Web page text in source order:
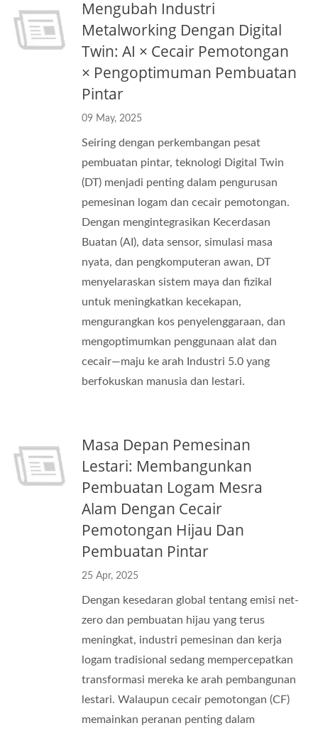
Mengubah Industri
Metalworking Dengan Digital
Twin: AI × Cecair Pemotongan
× Pengoptimuman Pembuatan
Pintar
09 May, 2025
Seiring dengan perkembangan pesat
pembuatan pintar, teknologi Digital Twin
(DT) menjadi penting dalam pengurusan
pemesinan logam dan cecair pemotongan.
Dengan mengintegrasikan Kecerdasan
Buatan (AI), data sensor, simulasi masa
nyata, dan pengkomputeran awan, DT
menyelaraskan sistem maya dan fizikal
untuk meningkatkan kecekapan,
mengurangkan kos penyelenggaraan, dan
mengoptimumkan penggunaan alat dan
cecair—maju ke arah Industri 5.0 yang
berfokuskan manusia dan lestari.
Masa Depan Pemesinan
Lestari: Membangunkan
Pembuatan Logam Mesra
Alam Dengan Cecair
Pemotongan Hijau Dan
Pembuatan Pintar
25 Apr, 2025
Dengan kesedaran global tentang emisi net-
zero dan pembuatan hijau yang terus
meningkat, industri pemesinan dan kerja
logam tradisional sedang mempercepatkan
transformasi mereka ke arah pembangunan
lestari. Walaupun cecair pemotongan (CF)
memainkan peranan penting dalam